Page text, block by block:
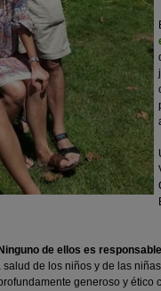
de ellos es
de los niños y de las
generoso y ético